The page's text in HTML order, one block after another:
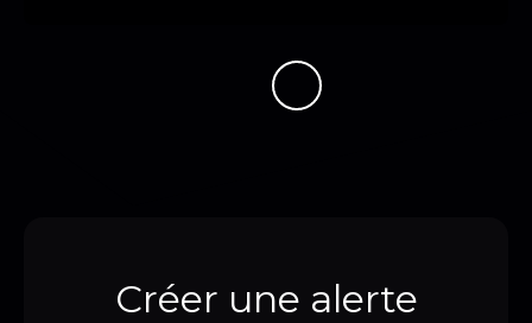
Créer une alerte